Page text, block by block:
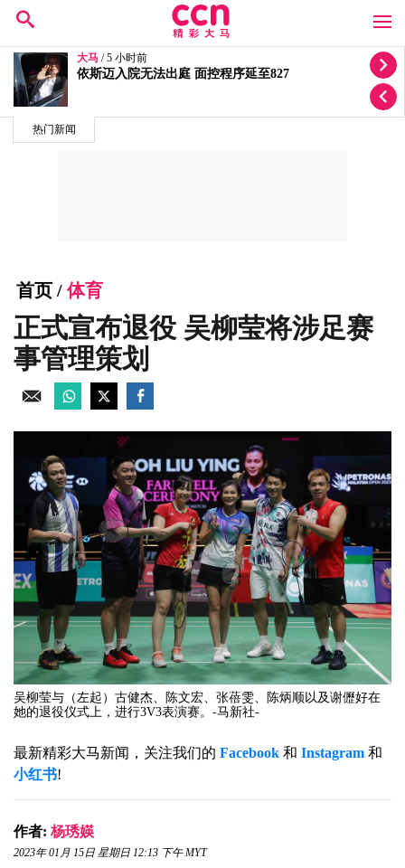
热门新闻
大马 / 5 小时前
依斯迈入院无法出庭 面控程序延至827
首页 / 体育
正式宣布退役 吴柳莹将涉足赛
事管理策划
吴柳莹与（左起）古健杰、陈文宏、张蓓雯、陈炳顺以及谢儮好在
她的退役仪式上，进行3V3表演赛。-马新社-
最新精彩大马新闻，关注我们的 Facebook 和 Instagram 和
小红书!
作者: 杨琇媖
2023年 01月 15日 星期日 12:13 下午 MYT